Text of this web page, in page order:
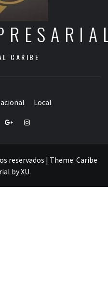
CARIBE
Local
Google+Instagram
reservados | Theme: Caribe
byXU.